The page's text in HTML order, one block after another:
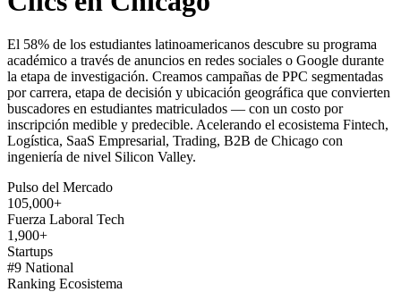
El 58% de los estudiantes latinoamericanos descubre su programa
académico a través de anuncios en redes sociales o Google durante
la etapa de investigación. Creamos campañas de PPC segmentadas
por carrera, etapa de decisión y ubicación geográfica que convierten
buscadores en estudiantes matriculados — con un costo por
inscripción medible y predecible. Acelerando el ecosistema Fintech,
Logística, SaaS Empresarial, Trading, B2B de Chicago con
ingeniería de nivel Silicon Valley.
Pulso del Mercado
105,000+
Fuerza Laboral Tech
1,900+
Startups
#9 National
Ranking Ecosistema